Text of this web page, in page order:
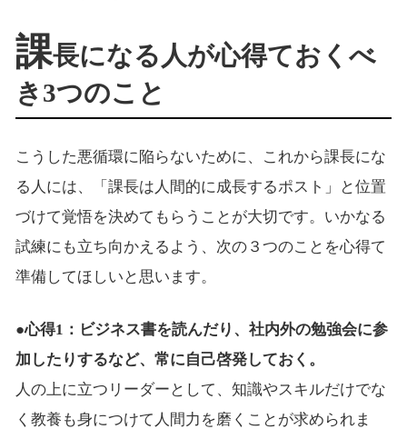
課長になる人が心得ておくべ
き3つのこと
こうした悪循環に陥らないために、これから課長にな
る人には、「課長は人間的に成長するポスト」と位置
づけて覚悟を決めてもらうことが大切です。いかなる
試練にも立ち向かえるよう、次の３つのことを心得て
準備してほしいと思います。
●心得1：ビジネス書を読んだり、社内外の勉強会に参
加したりするなど、常に自己啓発しておく。
人の上に立つリーダーとして、知識やスキルだけでな
く教養も身につけて人間力を磨くことが求められま